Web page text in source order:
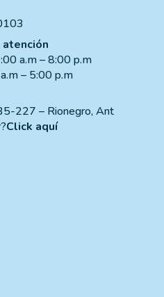
a.m – 8:00 p.m
– 5:00 p.m
227 – Rionegro, Ant
Click aquí